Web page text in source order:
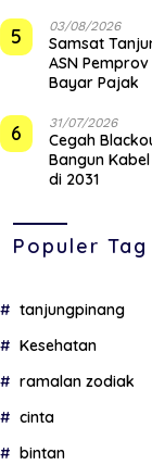
5 03/08/2026
Samsat
ASN
Bayar Pajak
6 31/07/2026
Cegah
Bangun
di 2031
Populer Tag
tanjungpinang
Kesehatan
ramalan zodiak
cinta
bintan